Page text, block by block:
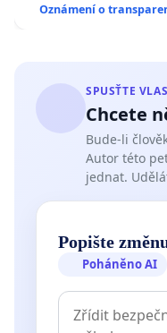
Oznámení o
SPUSŤTE
Chcete
Bude-li
Autor této
jednat.
Popište
Poháněno AI